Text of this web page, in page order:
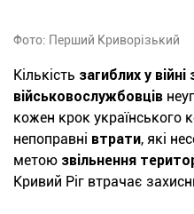
Фото: Перший Криворізький
Кількість загиблих у
військовослужбовців
кожен крок українського
непоправні втрати, які
метою звільнення
Кривий Ріг втрачає